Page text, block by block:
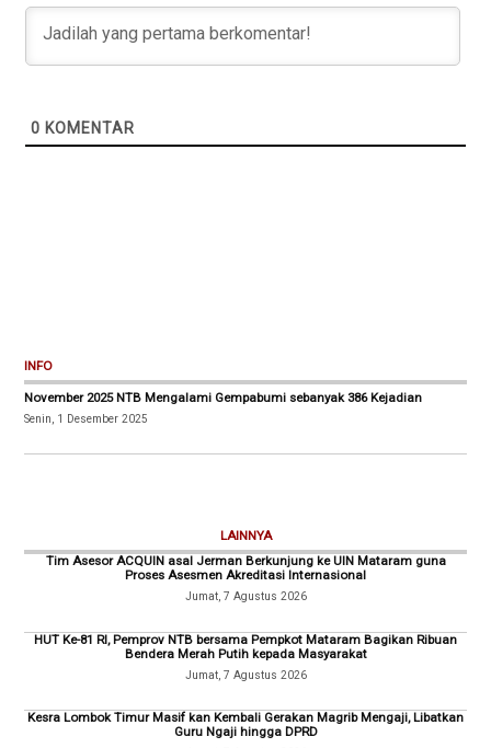
0 KOMENTAR
INFO
November 2025 NTB Mengalami Gempabumi sebanyak 386 Kejadian
Senin, 1 Desember 2025
LAINNYA
Tim Asesor ACQUIN asal Jerman Berkunjung ke UIN Mataram guna
Proses Asesmen Akreditasi Internasional
Jumat, 7 Agustus 2026
HUT Ke-81 RI, Pemprov NTB bersama Pempkot Mataram Bagikan Ribuan
Bendera Merah Putih kepada Masyarakat
Jumat, 7 Agustus 2026
Kesra Lombok Timur Masif kan Kembali Gerakan Magrib Mengaji, Libatkan
Guru Ngaji hingga DPRD